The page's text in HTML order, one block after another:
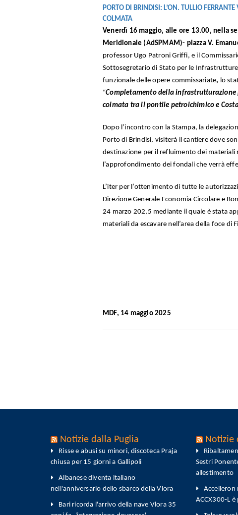
PORTO DI BRINDISI: L’ON. TULLIO
COLMATA
Venerdì 16 maggio, alle ore 13.00, nella
Meridionale (AdSPMAM)- piazza V.
professor Ugo Patroni Griffi, e il
Sottosegretario di Stato per le
funzionale delle opere commissariate, lo
“Completamento della
colmata tra il pontile petrolchimico e
Dopo l’incontro con la Stampa, la
Porto di Brindisi, visiterà il cantiere dove
destinazione per il refluimento dei materiali
l’approfondimento dei fondali che verrà
L’iter per l’ottenimento di tutte le
Direzione Generale Economia Circolare e
24 marzo 202,5 mediante il quale è stata
materiali da escavare nell’area della foce di
MDF, 14 maggio 2025
Notizie dalla Puglia
Risse e abusi su minori, discoteca Praja
chiusa per 15 giorni a Gallipoli
Albanese diventa italiano
nell'anniversario dello sbarco della Vlora
Bari ricorda l'arrivo della nave Vlora 35
Notizie
Sestri
allestimento
Accelleron
ACCX300-L